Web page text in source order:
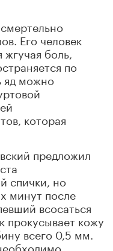
Его человек
жгучая боль,
по
яд можно
которая
предложил
спички, но
минут после
всосаться
прокусывает кожу
всего 0,5 мм.